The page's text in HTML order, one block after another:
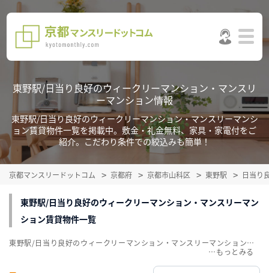
東野駅/日当り良好のウィークリーマンション・マンスリ
ーマンション情報
東野駅/日当り良好のウィークリーマンション・マンスリーマンシ
ョン賃貸物件一覧を掲載中。敷金・礼金無料、家具・家電付をご
紹介。こだわり条件での絞込みも簡単！
京都マンスリードットコム 京都府 京都市山科区 東野駅 日当り
東野駅/日当り良好のウィークリーマンション・マンスリーマン
ション賃貸物件一覧
東野駅/日当り良好のウィークリーマンション・マンスリーマンション賃貸物件一覧を掲載中。敷金・礼金無料、家具・家電付をご紹介。こだわり条件での絞込みも簡単！
…